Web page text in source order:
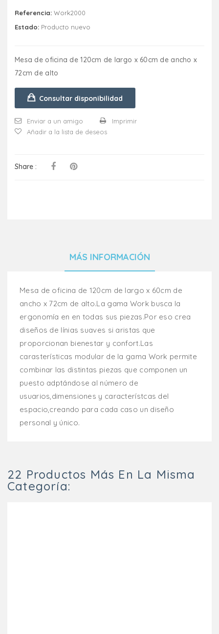
Referencia: Work2000
Estado: Producto nuevo
Mesa de oficina de 120cm de largo x 60cm de ancho x
72cm de alto
Consultar disponibilidad
Enviar a un amigo
Imprimir
Añadir a la lista de deseos
Share :
MÁS INFORMACIÓN
Mesa de oficina de 120cm de largo x 60cm de
ancho x 72cm de alto.La gama Work busca la
ergonomía en en todas sus piezas.Por eso crea
diseños de línias suaves si aristas que
proporcionan bienestar y confort.Las
carasterísticas modular de la gama Work permite
combinar las distintas piezas que componen un
puesto adptándose al número de
usuarios,dimensiones y característcas del
espacio,creando para cada caso un diseño
personal y único.
22 Productos Más En La Misma
Categoría: